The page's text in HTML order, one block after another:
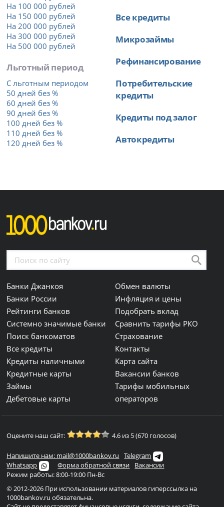
На 100 000 рублей
На 150 000 рублей
На 200 000 рублей
На 300 000 рублей
На 500 000 рублей
Льготный период
С льготным периодом
50 дней без %
60 дней без %
90 дней без %
100 дней без %
110 дней без %
120 дней без %
Все кредиты
Микрозаймы
Рефинансирование
Потребительские
кредиты
Кредиты под залог
Автокредиты
Банки Джанкоя
Банки России
Рейтинги банков
Системно значимые банки
Поиск банкоматов
Все кредиты
Кредиты наличными
Кредитные карты
Займы
Дебетовые карты
Обмен валюты
Инфляция и цены
Подобрать вклад
Сравнить тарифы РКО
Страхование
Контакты
Карта сайта
Вакансии банков
Тарифы мобильных
операторов
Оцените наш сайт: 4.6 из 5 (670 голосов)
Напишите нам: mail@1000bankov.ru
Telegram
Whatsapp
Форма обратной связи
Вакансии
Режим работы: 8:00-19:00 Пн-Вс
© 2012-2026 При использовании материалов гиперссылка на
1000bankov.ru обязательна.